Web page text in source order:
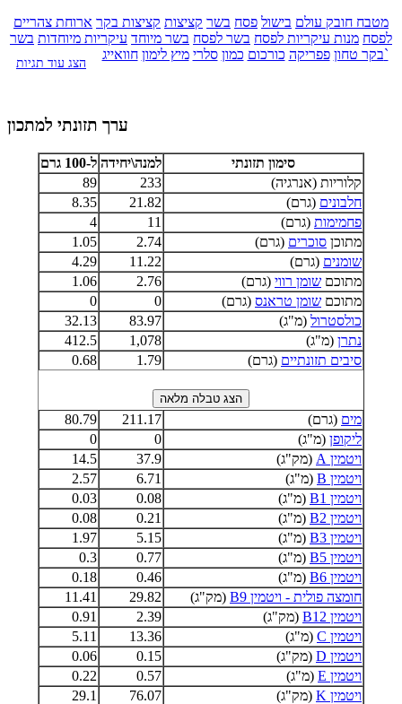
מטבח חובק עולם בישול פסח בשר קציצות קציצות בקר ארוחת צהריים
לפסח מנות עיקריות לפסח בשר לפסח בשר מיוחד עיקריות מיוחדות בשר
בקר טחון פפריקה כורכום כמון סלרי מיץ לימון חוואייג`
הצג עוד תגיות
ערך תזונתי למתכון
סימון תזונתי למנה\יחידה ל-100 גרם
קלוריות (אנרגיה)
233
89
חלבונים (גרם) 21.82
8.35
פחמימות (גרם) 11
4
מתוכן סוכרים (גרם) 2.74
1.05
שומנים (גרם) 11.22
4.29
מתוכם שומן רווי (גרם) 2.76
1.06
מתוכם שומן טראנס (גרם) 0
0
כולסטרול (מ"ג) 83.97
32.13
נתרן (מ"ג) 1,078
412.5
סיבים תזונתיים (גרם) 1.79
0.68
מים (גרם) 211.17
80.79
ליקופן (מ"ג) 0
0
ויטמין A
(מק"ג) 37.9
14.5
ויטמין B
(מ"ג) 6.71
2.57
ויטמין B1
(מ"ג) 0.08
0.03
ויטמין B2
(מ"ג) 0.21
0.08
ויטמין B3
(מ"ג) 5.15
1.97
ויטמין B5
(מ"ג) 0.77
0.3
ויטמין B6
(מ"ג) 0.46
0.18
חומצה פולית - ויטמין B9
(מק"ג) 29.82
11.41
ויטמין B12
(מק"ג) 2.39
0.91
ויטמין C
(מ"ג) 13.36
5.11
ויטמין D
(מק"ג) 0.15
0.06
ויטמין E
(מ"ג) 0.57
0.22
ויטמין K
(מק"ג) 76.07
29.1